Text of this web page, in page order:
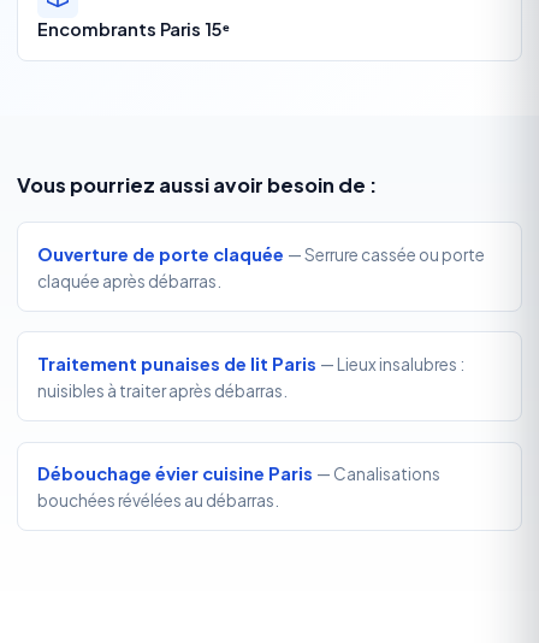
Encombrants Paris 15ᵉ
Vous pourriez aussi avoir besoin de :
Ouverture de porte claquée — Serrure cassée ou porte
claquée après débarras.
Traitement punaises de lit Paris — Lieux insalubres :
nuisibles à traiter après débarras.
Débouchage évier cuisine Paris — Canalisations
bouchées révélées au débarras.